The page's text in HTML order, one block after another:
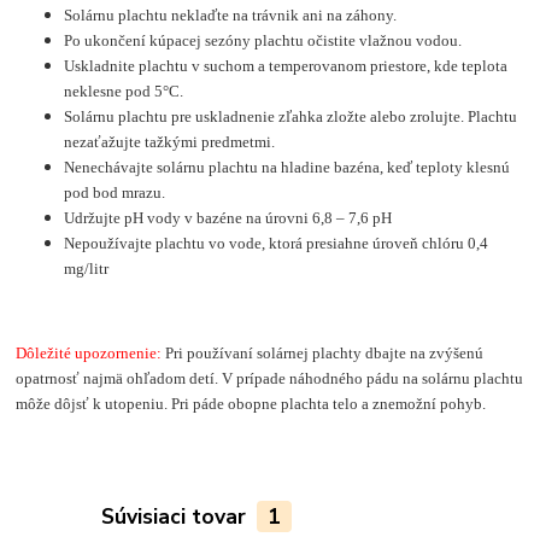
Solárnu plachtu neklaďte na trávnik ani na záhony.
Po ukončení kúpacej sezóny plachtu očistite vlažnou vodou.
Uskladnite plachtu v suchom a temperovanom priestore, kde teplota
neklesne pod 5°C.
Solárnu plachtu pre uskladnenie zľahka zložte alebo zrolujte. Plachtu
nezaťažujte tažkými predmetmi.
Nenechávajte solárnu plachtu na hladine bazéna, keď teploty klesnú
pod bod mrazu.
Udržujte pH vody v bazéne na úrovni 6,8 – 7,6 pH
Nepoužívajte plachtu vo vode, ktorá presiahne úroveň chlóru 0,4
mg/litr
Dôležité upozornenie: Pri používaní solárnej plachty dbajte na zvýšenú
opatrnosť najmä ohľadom detí. V prípade náhodného pádu na solárnu plachtu
môže dôjsť k utopeniu. Pri páde obopne plachta telo a znemožní pohyb.
Súvisiaci tovar 1